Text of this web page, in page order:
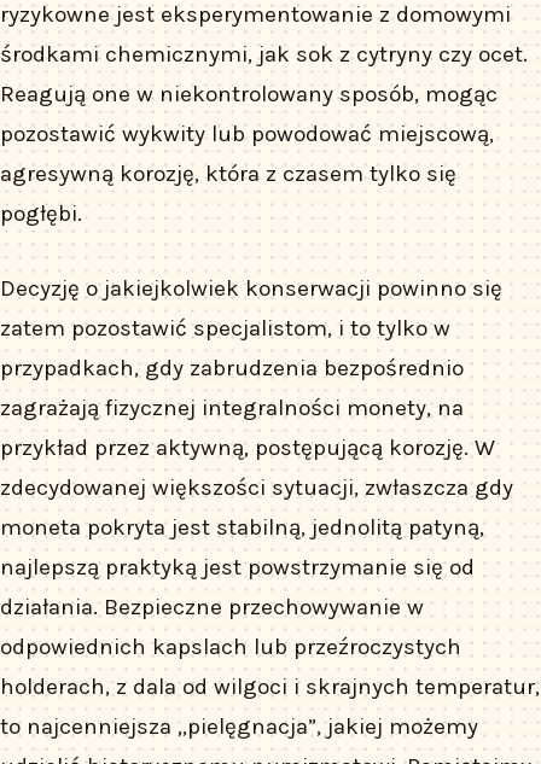
ryzykowne jest eksperymentowanie z domowymi
środkami chemicznymi, jak sok z cytryny czy ocet.
Reagują one w niekontrolowany sposób, mogąc
pozostawić wykwity lub powodować miejscową,
agresywną korozję, która z czasem tylko się
pogłębi.
Decyzję o jakiejkolwiek konserwacji powinno się
zatem pozostawić specjalistom, i to tylko w
przypadkach, gdy zabrudzenia bezpośrednio
zagrażają fizycznej integralności monety, na
przykład przez aktywną, postępującą korozję. W
zdecydowanej większości sytuacji, zwłaszcza gdy
moneta pokryta jest stabilną, jednolitą patyną,
najlepszą praktyką jest powstrzymanie się od
działania. Bezpieczne przechowywanie w
odpowiednich kapslach lub przeźroczystych
holderach, z dala od wilgoci i skrajnych temperatur,
to najcenniejsza „pielęgnacja”, jakiej możemy